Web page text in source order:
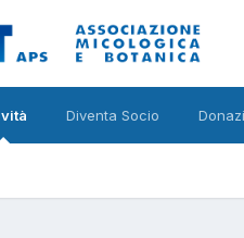
Diventa Socio